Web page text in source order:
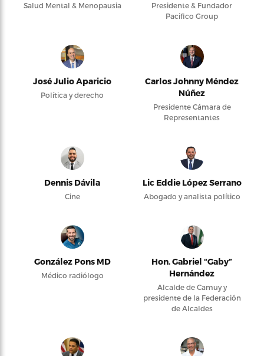
Salud Mental & Menopausia
Presidente & Fundador
Pacifico Group
José Julio Aparicio
Política y derecho
Carlos Johnny Méndez
Núñez
Presidente Cámara de
Representantes
Dennis Dávila
Cine
Lic Eddie López Serrano
Abogado y analista político
González Pons MD
Médico radiólogo
Hon. Gabriel “Gaby”
Hernández
Alcalde de Camuy y
presidente de la Federación
de Alcaldes